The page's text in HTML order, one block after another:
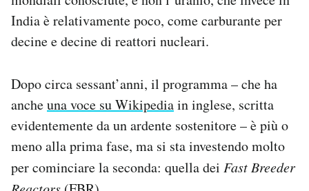
India è relativamente poco, come carburante per
decine e decine di reattori nucleari.
Dopo circa sessant’anni, il programma – che ha
ancheuna voce su Wikipediain inglese, scritta
evidentemente da un ardente sostenitore – è più o
meno alla prima fase, ma si sta investendo molto
per cominciare la seconda: quella dei Fast Breeder